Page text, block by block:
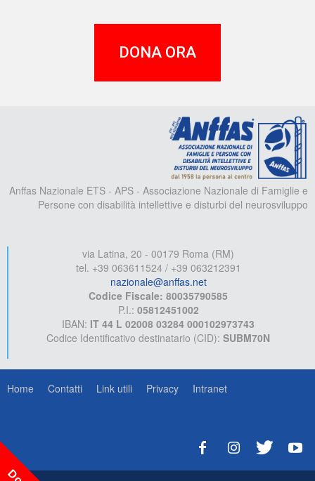
DONA ORA
Anffas Nazionale ETS - APS - Associazione Nazionale di Famiglie e
Persone con disabilità intellettive e disturbi del neurosviluppo
via Latina, 20 - 00179 Roma (RM)
tel. +39 063611524 / +39 063212391
nazionale@anffas.net
Codice Fiscale: 80035790585
P.I.: 05812451002
IBAN: IT 44 L 02008 03284 000102973743
Codice Identificativo destinatario (CID): SUBM70N
Home Contatti Link utili Privacy Intranet